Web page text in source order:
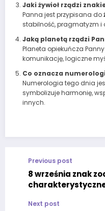
Jaki żywioł rządzi
Panna jest przypisana do
stabilność, pragmatyzm i
Jaką planetą rządzi
Planeta opiekuńcza
komunikację, logiczne
Co oznacza
Numerologia tego dnia
symbolizuje harmonię,
innych.
Previous post
8 września znak
Next post